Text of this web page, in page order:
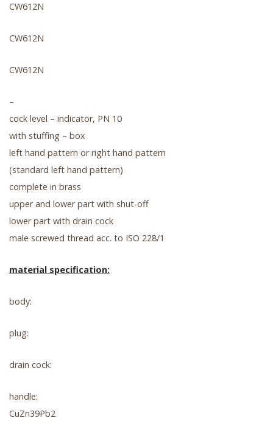
CW612N
CW612N
CW612N
–
cock level – indicator, PN 10
with stuffing – box
left hand pattern or right hand pattern
(standard left hand pattern)
complete in brass
upper and lower part with shut-off
lower part with drain cock
male screwed thread acc. to ISO 228/1
material specification:
body:
plug:
drain cock:
handle:
CuZn39Pb2